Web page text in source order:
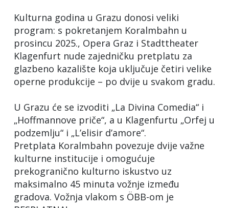
Kulturna godina u Grazu donosi veliki
program: s pokretanjem Koralmbahn u
prosincu 2025., Opera Graz i Stadttheater
Klagenfurt nude zajedničku pretplatu za
glazbeno kazalište koja uključuje četiri velike
operne produkcije – po dvije u svakom gradu.
U Grazu će se izvoditi „La Divina Comedia“ i
„Hoffmannove priče“, a u Klagenfurtu „Orfej u
podzemlju“ i „L’elisir d’amore“.
Pretplata Koralmbahn povezuje dvije važne
kulturne institucije i omogućuje
prekogranično kulturno iskustvo uz
maksimalno 45 minuta vožnje između
gradova. Vožnja vlakom s ÖBB-om je